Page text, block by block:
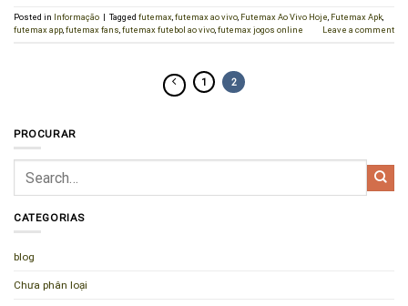
Posted in Informação | Tagged futemax,futemax ao vivo, Futemax Ao Vivo Hoje, Futemax Apk,
futemax app,futemax fans,futemax futebol ao vivo,futemax jogos online Leave a comment
1 2
PROCURAR
CATEGORIAS
blog
Chưa phân loại